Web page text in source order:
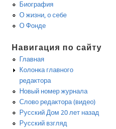
Биография
О жизни, о себе
О Фонде
Навигация по сайту
Главная
Колонка главного
редактора
Новый номер журнала
Слово редактора (видео)
Русский Дом 20 лет назад
Русский взгляд